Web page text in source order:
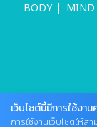
BODY MIND
เว็บไซต์นี้มีการใช้งา
การใช้งานเว็บไซต์ให้